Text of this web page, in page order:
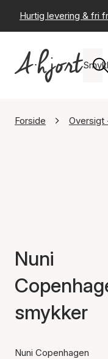
Hurtig levering & fri
Forside Oversigt
Nuni
smykker
Nuni Copenhagen